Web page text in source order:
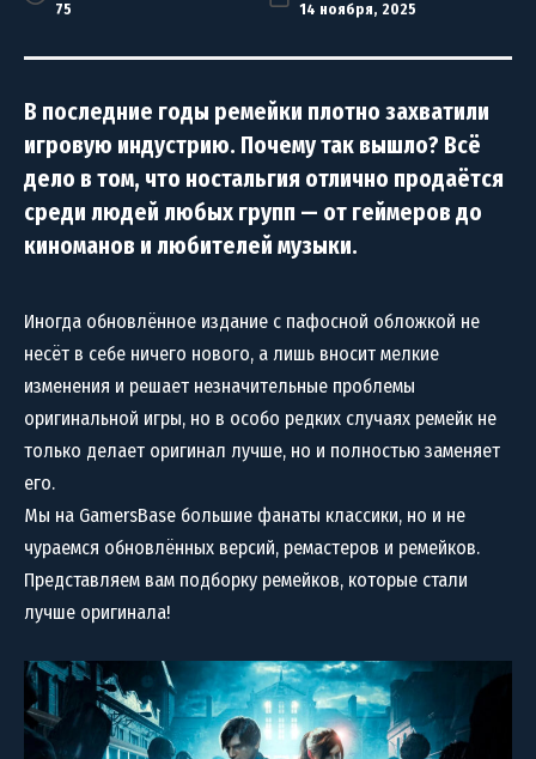
75 14 ноября, 2025
В последние годы ремейки плотно захватили
игровую индустрию. Почему так вышло? Всё
дело в том, что ностальгия отлично продаётся
среди людей любых групп — от геймеров до
киноманов и любителей музыки.
Иногда обновлённое издание с пафосной обложкой не
несёт в себе ничего нового, а лишь вносит мелкие
изменения и решает незначительные проблемы
оригинальной игры, но в особо редких случаях ремейк не
только делает оригинал лучше, но и полностью заменяет
его.
Мы на GamersBase большие фанаты классики, но и не
чураемся обновлённых версий, ремастеров и ремейков.
Представляем вам подборку ремейков, которые стали
лучше оригинала!